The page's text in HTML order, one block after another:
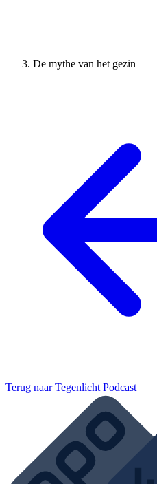
De mythe van het gezin
Terug naarTegenlicht Podcast